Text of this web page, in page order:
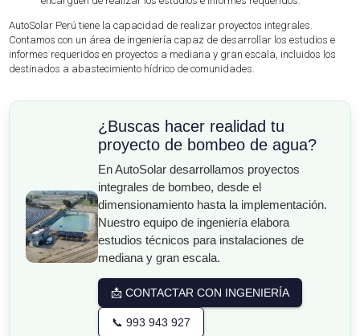
AutoSolar Perú tiene la capacidad de realizar proyectos integrales.
Contamos con un área de ingeniería capaz de desarrollar los estudios e
informes requeridos en proyectos a mediana y gran escala, incluidos los
destinados a abastecimiento hídrico de comunidades.
¿Buscas hacer realidad tu
proyecto de bombeo de agua?
En AutoSolar desarrollamos proyectos
integrales de bombeo, desde el
dimensionamiento hasta la implementación.
Nuestro equipo de ingeniería elabora
estudios técnicos para instalaciones de
mediana y gran escala.
📩 CONTACTAR CON INGENIERÍA
📞 993 943 927